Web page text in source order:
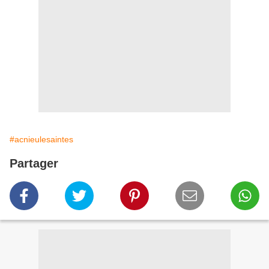
#acnieulesaintes
Partager